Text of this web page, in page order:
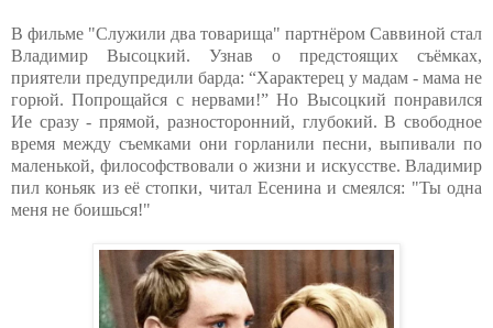
В фильме "Служили два товарища" партнёром Саввиной стал
Владимир Высоцкий. Узнав о предстоящих съёмках,
приятели предупредили барда: “Характерец у мадам - мама не
горюй. Попрощайся с нервами!” Но Высоцкий понравился
Ие сразу - прямой, разносторонний, глубокий. В свободное
время между съемками они горланили песни, выпивали по
маленькой, философствовали о жизни и искусстве. Владимир
пил коньяк из её стопки, читал Есенина и смеялся: "Ты одна
меня не боишься!"